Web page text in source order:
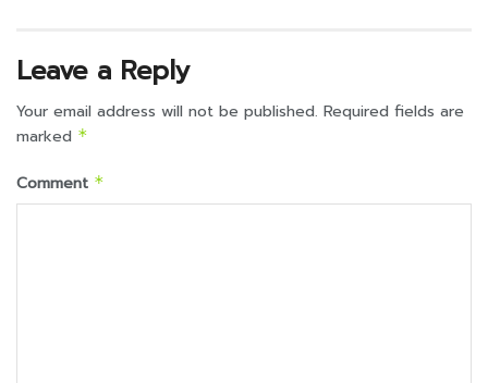
Leave a Reply
Your email address will not be published. Required fields are
marked *
Comment *